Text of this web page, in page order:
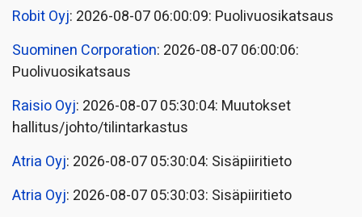
Robit Oyj: 2026-08-07 06:00:09: Puolivuosikatsaus
Suominen Corporation: 2026-08-07 06:00:06:
Puolivuosikatsaus
Raisio Oyj: 2026-08-07 05:30:04: Muutokset
hallitus/johto/tilintarkastus
Atria Oyj: 2026-08-07 05:30:04: Sisäpiiritieto
Atria Oyj: 2026-08-07 05:30:03: Sisäpiiritieto